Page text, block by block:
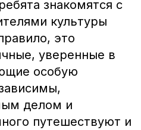
знакомятся с
культуры
это
уверенные в
особую
делом и
путешествуют и